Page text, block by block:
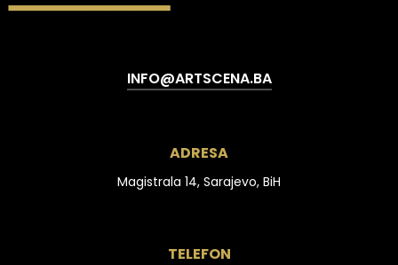
INFO@ARTSCENA.BA
ADRESA
Magistrala 14, Sarajevo, BiH
TELEFON